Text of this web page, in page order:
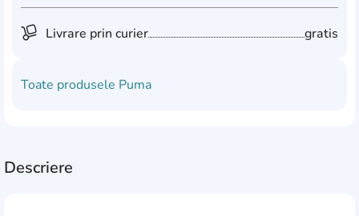
Livrare prin curier gratis
Toate produsele Puma
Descriere